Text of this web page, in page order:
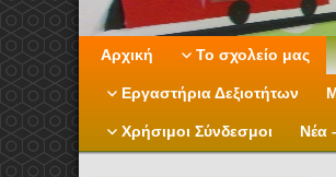
Αρχική Το σχολείο μας
Εργαστήρια Δεξιοτήτων
Χρήσιμοι Σύνδεσμοι Νέα